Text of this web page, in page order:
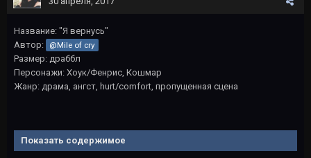
Название: "Я вернусь"
Автор:
@Mile of cry
Размер: драббл
Персонажи: Хоук/Фенрис, Кошмар
Жанр: драма, ангст, hurt/comfort, пропущенная сцена
Показать содержимое